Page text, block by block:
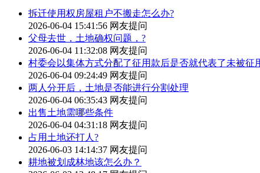
拆迁使用权房屋租户不搬走怎么办?
2026-06-04 15:41:56 网友提问
父母去世，土地确权问题，?
2026-06-04 11:32:08 网友提问
村委会以集体方式分配了征用款后是否就代表了未被征
2026-06-04 09:24:49 网友提问
两人分开后，土地是否能进行分割处理
2026-06-04 06:35:43 网友提问
出售土地需哪些条件
2026-06-04 04:31:18 网友提问
占用土地还打人?
2026-06-03 14:14:37 网友提问
耕地被划成林地该怎么办？